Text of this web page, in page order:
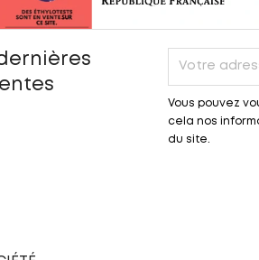
Vous pouvez
cela nos
du site.